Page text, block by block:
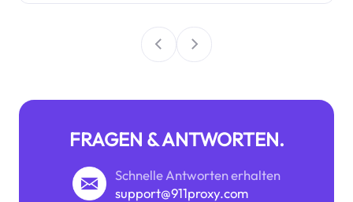
FRAGEN & ANTWORTEN.
Schnelle Antworten erhalten
support@911proxy.com